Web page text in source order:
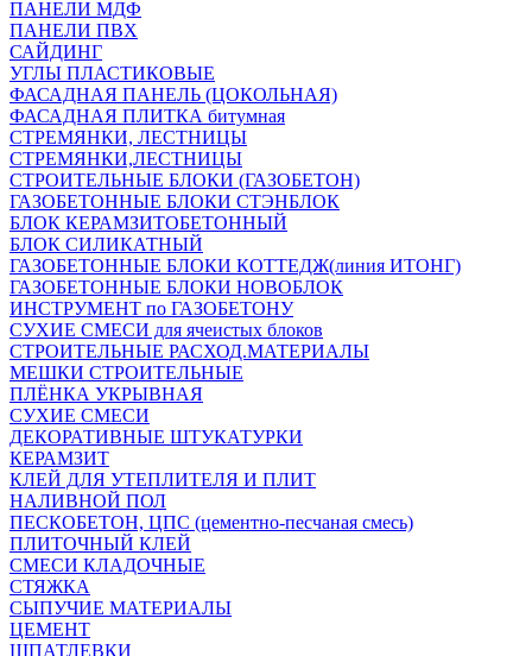
ПАНЕЛИ МДФ
ПАНЕЛИ ПВХ
САЙДИНГ
УГЛЫ ПЛАСТИКОВЫЕ
ФАСАДНАЯ ПАНЕЛЬ (ЦОКОЛЬНАЯ)
ФАСАДНАЯ ПЛИТКА битумная
СТРЕМЯНКИ, ЛЕСТНИЦЫ
СТРЕМЯНКИ,ЛЕСТНИЦЫ
СТРОИТЕЛЬНЫЕ БЛОКИ (ГАЗОБЕТОН)
ГАЗОБЕТОННЫЕ БЛОКИ СТЭНБЛОК
БЛОК КЕРАМЗИТОБЕТОННЫЙ
БЛОК СИЛИКАТНЫЙ
ГАЗОБЕТОННЫЕ БЛОКИ КОТТЕДЖ(линия ИТОНГ)
ГАЗОБЕТОННЫЕ БЛОКИ НОВОБЛОК
ИНСТРУМЕНТ по ГАЗОБЕТОНУ
СУХИЕ СМЕСИ для ячеистых блоков
СТРОИТЕЛЬНЫЕ РАСХОД.МАТЕРИАЛЫ
МЕШКИ СТРОИТЕЛЬНЫЕ
ПЛЁНКА УКРЫВНАЯ
СУХИЕ СМЕСИ
ДЕКОРАТИВНЫЕ ШТУКАТУРКИ
КЕРАМЗИТ
КЛЕЙ ДЛЯ УТЕПЛИТЕЛЯ И ПЛИТ
НАЛИВНОЙ ПОЛ
ПЕСКОБЕТОН, ЦПС (цементно-песчаная смесь)
ПЛИТОЧНЫЙ КЛЕЙ
СМЕСИ КЛАДОЧНЫЕ
СТЯЖКА
СЫПУЧИЕ МАТЕРИАЛЫ
ЦЕМЕНТ
ШПАТЛЕВКИ